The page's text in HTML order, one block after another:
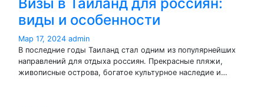
виды и особенности
Мар 17, 2024 admin
В последние годы Таиланд стал одним из популярнейших
направлений для отдыха россиян. Прекрасные пляжи,
живописные острова, богатое культурное наследие и…